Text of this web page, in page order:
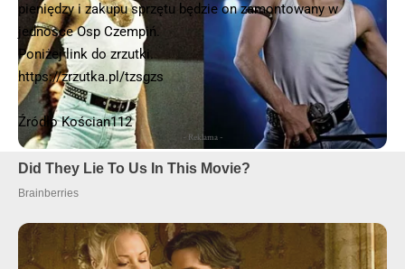
pieniędzy i zakupu sprzętu będzie on zamontowany w
jednosce Osp Czempiń.
Poniżej link do zrzutki.
https://zrzutka.pl/tzsgzs
Źródło Kościan112
- Reklama -